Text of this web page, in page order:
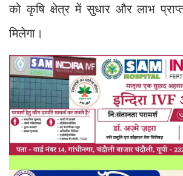
को कृषि क्षेत्र में सुधार और लाभ
मिलेगा।